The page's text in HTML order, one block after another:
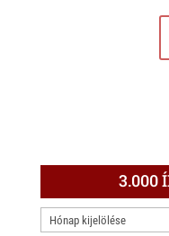
3.000
3.000